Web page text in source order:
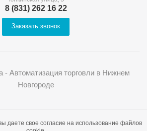
8 (831) 262 16 22
Заказать звонок
- Автоматизация торговли в Нижнем
Новгороде
даете свое согласие на использование файлов